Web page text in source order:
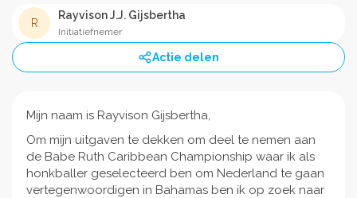
R
Rayvison J.J. Gijsbertha
Initiatiefnemer
Actie delen
Mijn naam is Rayvison Gijsbertha,
Om mijn uitgaven te dekken om deel te nemen aan
de Babe Ruth Caribbean Championship waar ik als
honkballer geselecteerd ben om Nederland te gaan
vertegenwoordigen in Bahamas ben ik op zoek naar